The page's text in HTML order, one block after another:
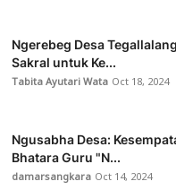
Ngerebeg Desa
Sakral untuk Ke...
Tabita Ayutari Wata Oct 18, 2024
Ngusabha Desa:
Bhatara Guru "N...
damarsangkara Oct 14, 2024